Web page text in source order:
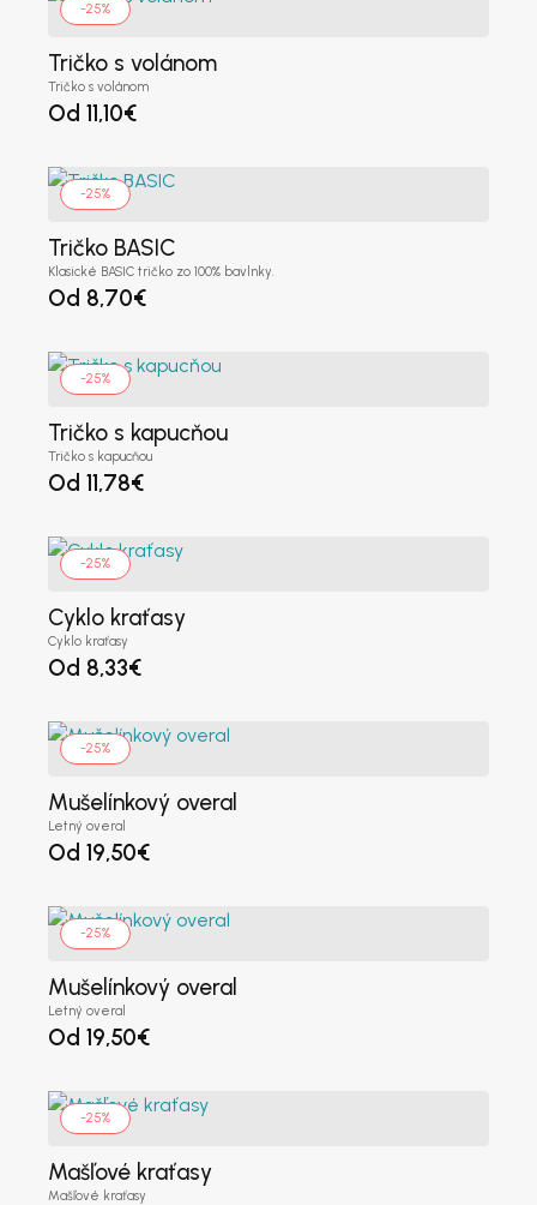
-25%
Tričko s volánom
Tričko s volánom
Od 11,10€
-25%
Tričko BASIC
Klasické BASIC tričko zo 100% bavlnky.
Od 8,70€
-25%
Tričko s kapucňou
Tričko s kapucňou
Od 11,78€
-25%
Cyklo kraťasy
Cyklo kraťasy
Od 8,33€
-25%
Mušelínkový overal
Letný overal
Od 19,50€
-25%
Mušelínkový overal
Letný overal
Od 19,50€
-25%
Mašľové kraťasy
Mašľové kraťasy
E-mailová adresa
Heslo znova